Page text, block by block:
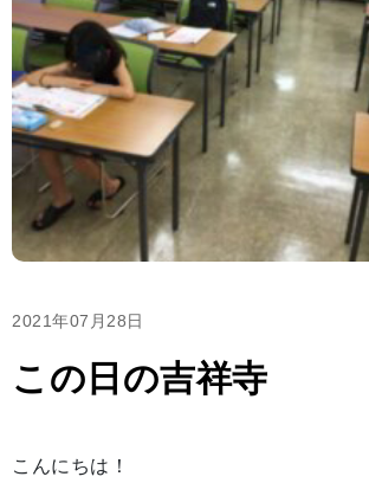
2021年07月28日
この日の吉祥寺
こんにちは！